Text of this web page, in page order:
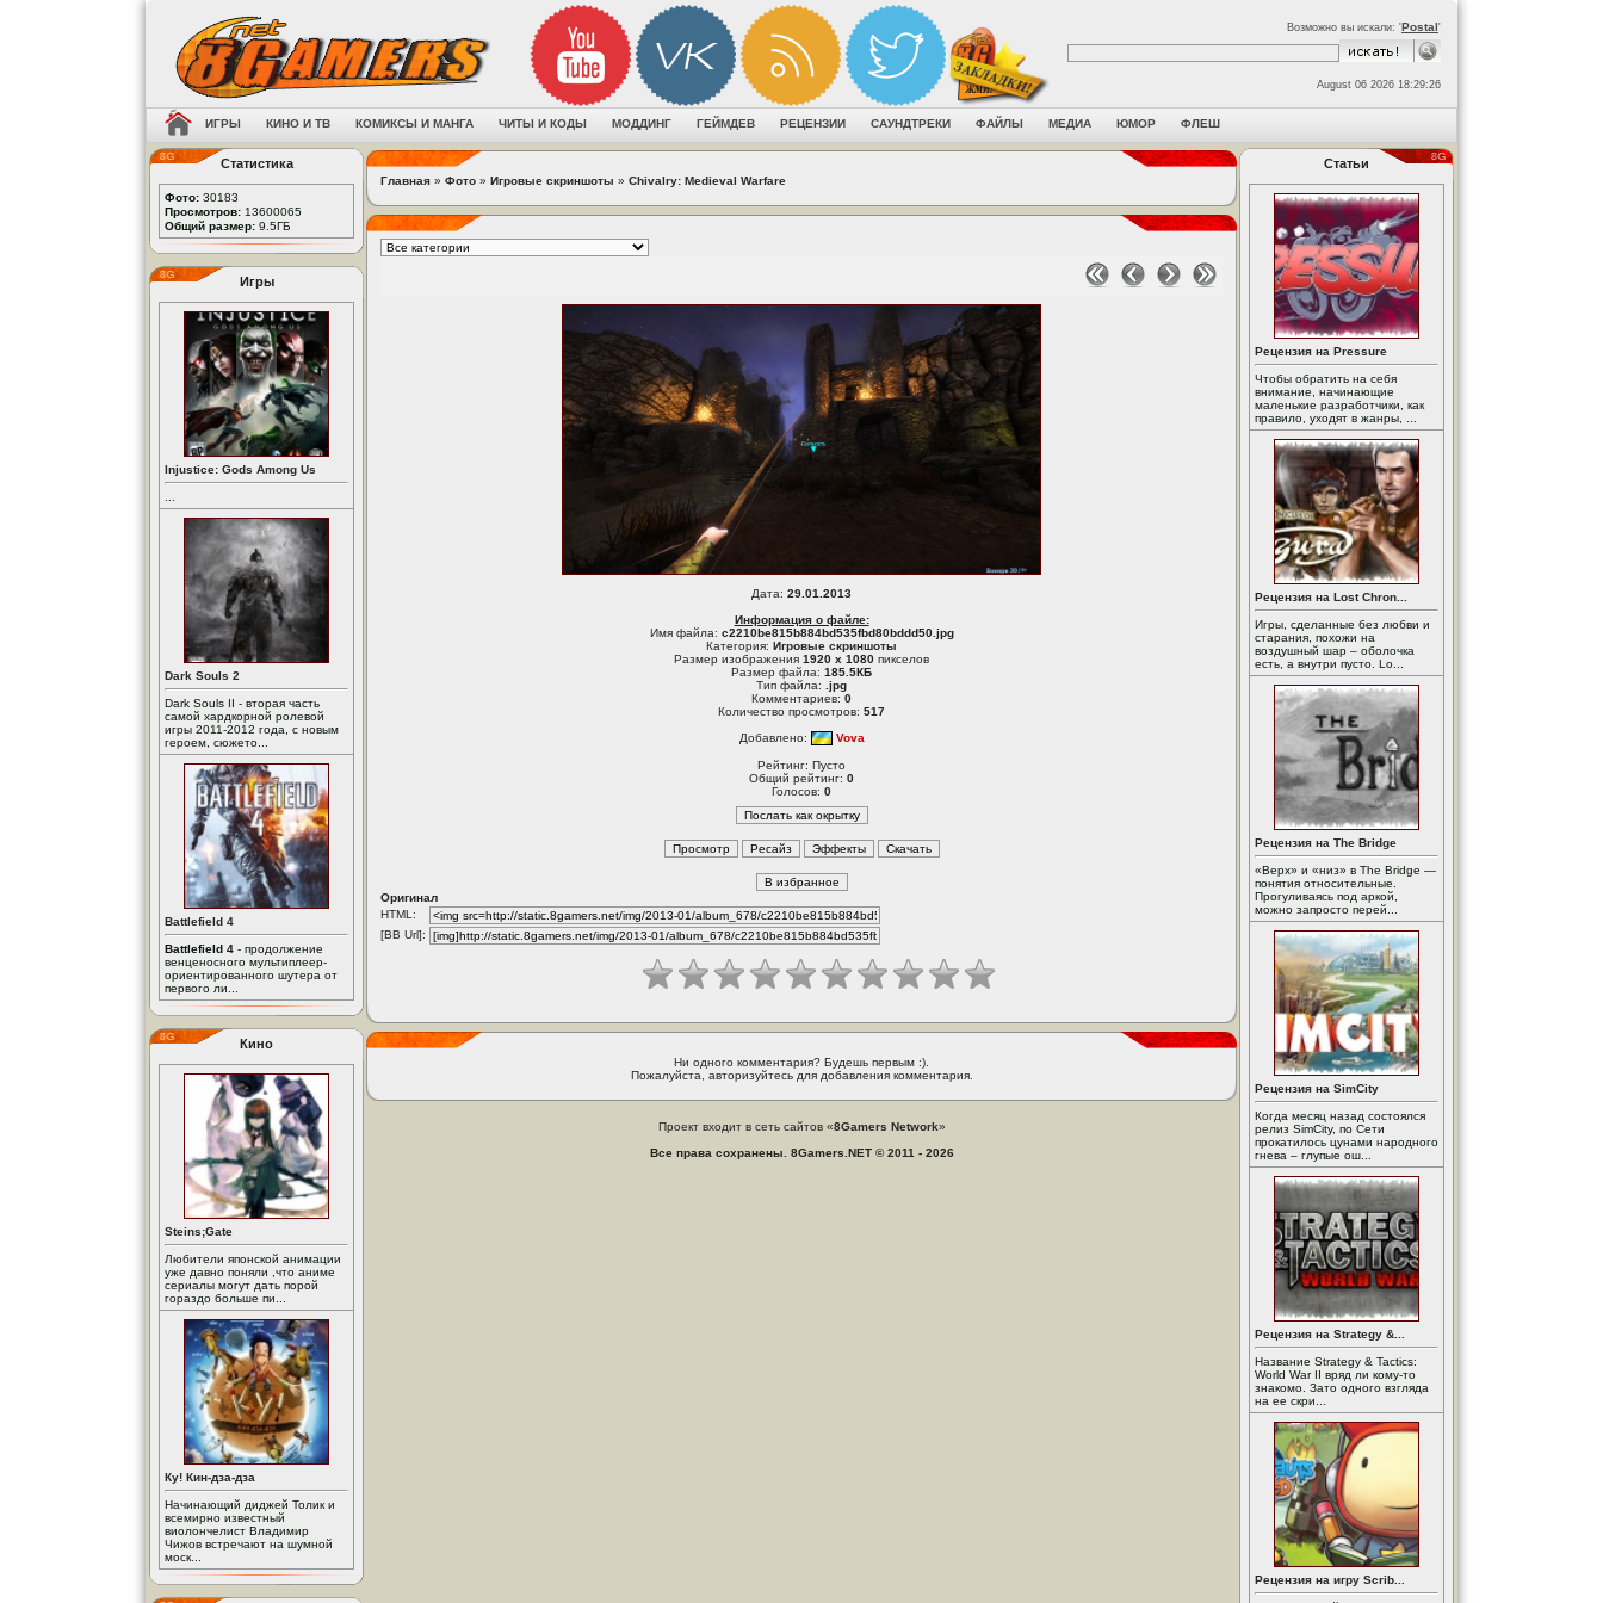
Возможно вы искали: 'Postal'
August 06 2026 18:29:26
ИГРЫ КИНО И ТВ КОМИКСЫ И МАНГА ЧИТЫ И КОДЫ МОДДИНГ ГЕЙМДЕВ РЕЦЕНЗИИ САУНДТРЕКИ ФАЙЛЫ МЕДИА ЮМОР ФЛЕШ
Статистика
Фото: 30183
Просмотров: 13600065
Общий размер: 9.5ГБ
Игры
Injustice: Gods Among Us
Dark Souls 2
Dark Souls II - вторая часть
самой хардкорной ролевой
игры 2011-2012 года, с новым
героем, сюжето...
Battlefield 4
Battlefield 4 - продолжение
венценосного мультиплеер-
ориентированного шутера от
первого ли...
Кино
Steins;Gate
Любители японской анимации
уже давно поняли ,что аниме
сериалы могут дать порой
гораздо больше пи...
Ку! Кин-дза-дза
Начинающий диджей Толик и
всемирно известный
виолончелист Владимир
Чижов встречают на шумной
моск...
Главная » Фото » Игровые скриншоты » Chivalry: Medieval Warfare
Дата: 29.01.2013
Информация о файле:
Имя файла: c2210be815b884bd535fbd80bddd50.jpg
Категория: Игровые скриншоты
Размер изображения 1920 x 1080 пикселов
Размер файла: 185.5КБ
Тип файла:
.jpg
Комментариев: 0
Количество просмотров: 517
Добавлено:
Vova
Рейтинг: Пусто
Общий рейтинг: 0
Голосов: 0
Оригинал
HTML:
[BB Url]:
Ни одного комментария? Будешь первым :).
Пожалуйста, авторизуйтесь для добавления комментария.
Проект входит в сеть сайтов «8Gamers Network»
Все права сохранены. 8Gamers.NET © 2011 - 2026
Статьи
Рецензия на Pressure
Чтобы обратить на себя
внимание, начинающие
маленькие разработчики, как
правило, уходят в жанры, ...
Рецензия на Lost Chron...
Игры, сделанные без любви и
старания, похожи на
воздушный шар – оболочка
есть, а внутри пусто. Lo...
Рецензия на The Bridge
«Верх» и «низ» в The Bridge —
понятия относительные.
Прогуливаясь под аркой,
можно запросто перей...
Рецензия на SimCity
Когда месяц назад состоялся
релиз SimCity, по Сети
прокатилось цунами народного
гнева – глупые ош...
Рецензия на Strategy &...
Название Strategy & Tactics:
World War II вряд ли кому-то
знакомо. Зато одного взгляда
на ее скри...
Рецензия на игру Scrib...